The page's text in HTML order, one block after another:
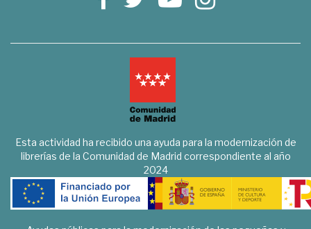
Esta actividad ha recibido una ayuda para la modernización de
librerías de la Comunidad de Madrid correspondiente al año
2024